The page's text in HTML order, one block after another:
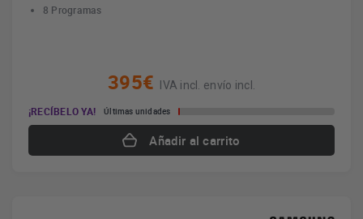
8 Programas
395€
IVA incl. envío incl.
¡RECÍBELO YA!
Últimas unidades
Añadir al carrito